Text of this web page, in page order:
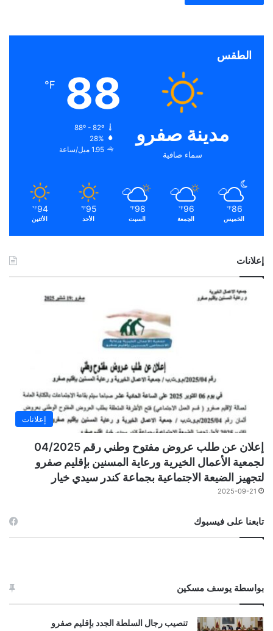
الطقس
مدينة صفرو
سماء صافية
88
℉
88º - 82º
28%
1.95 ميل/ساعة
86
℉
الخميس
96
℉
الجمعة
98
℉
السبت
95
℉
الأحد
94
℉
الأثنين
إعلانات
إعلانات
إعلان عن طلب عروض مفتوح وطني رقم 04/2025
لجمعية الأعمال الخيرية ورعاية المسنين بإقليم صفرو
لتجهيز الضيعة الاجتماعية بجماعة كندر سيدي خيار
2025-09-21
تابعنا على فيسبوك
بواسطة يوسف مسكين
تنصيب رجال السلطة الجدد بإقليم صفرو